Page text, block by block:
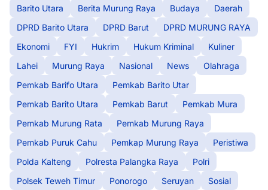
Barito Utara
Berita Murung Raya Budaya
Daerah
DPRD Barito Utara
DPRD Barut
DPRD MURUNG RAYA
Ekonomi
FYI Hukrim Hukum Kriminal
Kuliner
Lahei
Murung Raya Nasional News
Olahraga
Pemkab Barifo Utara
Pemkab Barito Utar
Pemkab Barito Utara
Pemkab Barut
Pemkab Mura
Pemkab Murung Rata
Pemkab Murung Raya
Pemkab Puruk Cahu
Pemkap Murung Raya
Peristiwa
Polda Kalteng
Polresta Palangka Raya
Polri
Polsek Teweh Timur
Ponorogo Seruyan
Sosial